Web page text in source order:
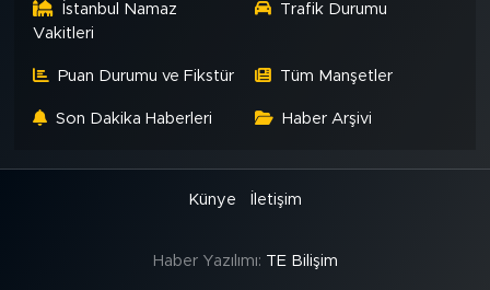
İstanbul Namaz
Vakitleri
Trafik Durumu
Puan Durumu ve Fikstür Tüm Manşetler
Son Dakika Haberleri Haber Arşivi
Künye İletişim
Haber Yazılımı: TE Bilişim